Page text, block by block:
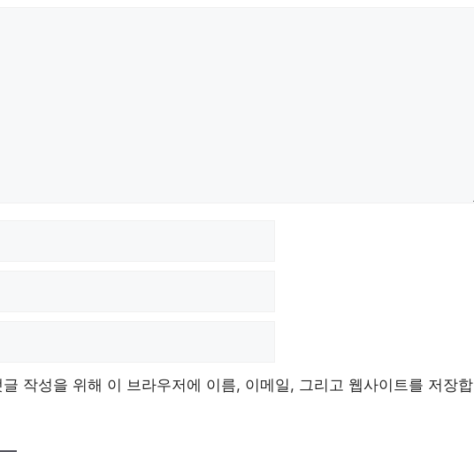
작성을 위해 이 브라우저에 이름, 이메일, 그리고 웹사이트를 저장합